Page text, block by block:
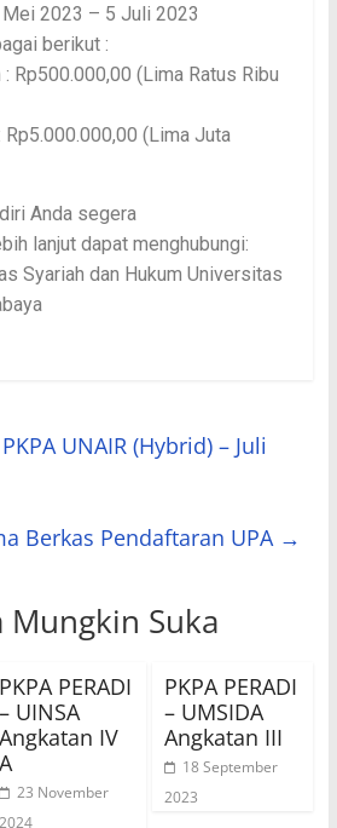
Mei 2023 – 5 Juli 2023
berikut :
Rp500.000,00 (Lima Ratus Ribu
(Lima Juta
Anda segera
lanjut dapat menghubungi:
Syariah dan Hukum Universitas
UNAIR (Hybrid) – Juli
Berkas Pendaftaran UPA →
Mungkin Suka
PKPA PERADI
– UINSA
Angkatan IV
A
23 November
2024
PKPA PERADI
– UMSIDA
Angkatan III
18 September
2023